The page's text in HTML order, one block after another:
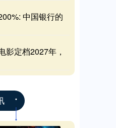
中国银行的
影定档2027年，